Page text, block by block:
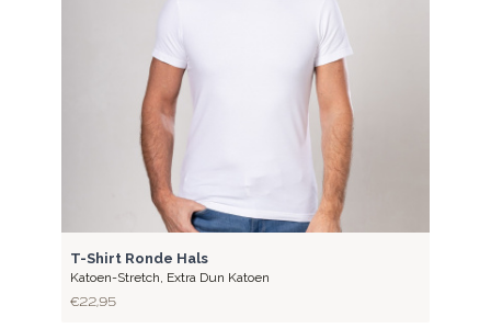
LITE
T-Shirt Ronde Hals
Katoen-Stretch, Extra Dun Katoen
€ 22,95